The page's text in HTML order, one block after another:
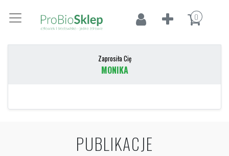
0
Zaprosiła Cię
MONIKA
PUBLIKACJE